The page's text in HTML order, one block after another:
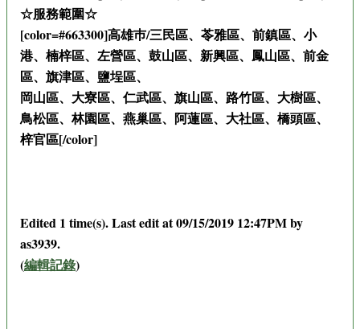
☆服務範圍☆
[color=#663300]高雄巿/三民區、苓雅區、前鎮區、小
港、楠梓區、左營區、鼓山區、新興區、鳳山區、前金
區、旗津區、鹽埕區、
岡山區、大寮區、仁武區、旗山區、路竹區、大樹區、
鳥松區、林園區、燕巢區、阿蓮區、大社區、橋頭區、
梓官區[/color]
Edited 1 time(s). Last edit at 09/15/2019 12:47PM by
as3939.
(編輯記錄)